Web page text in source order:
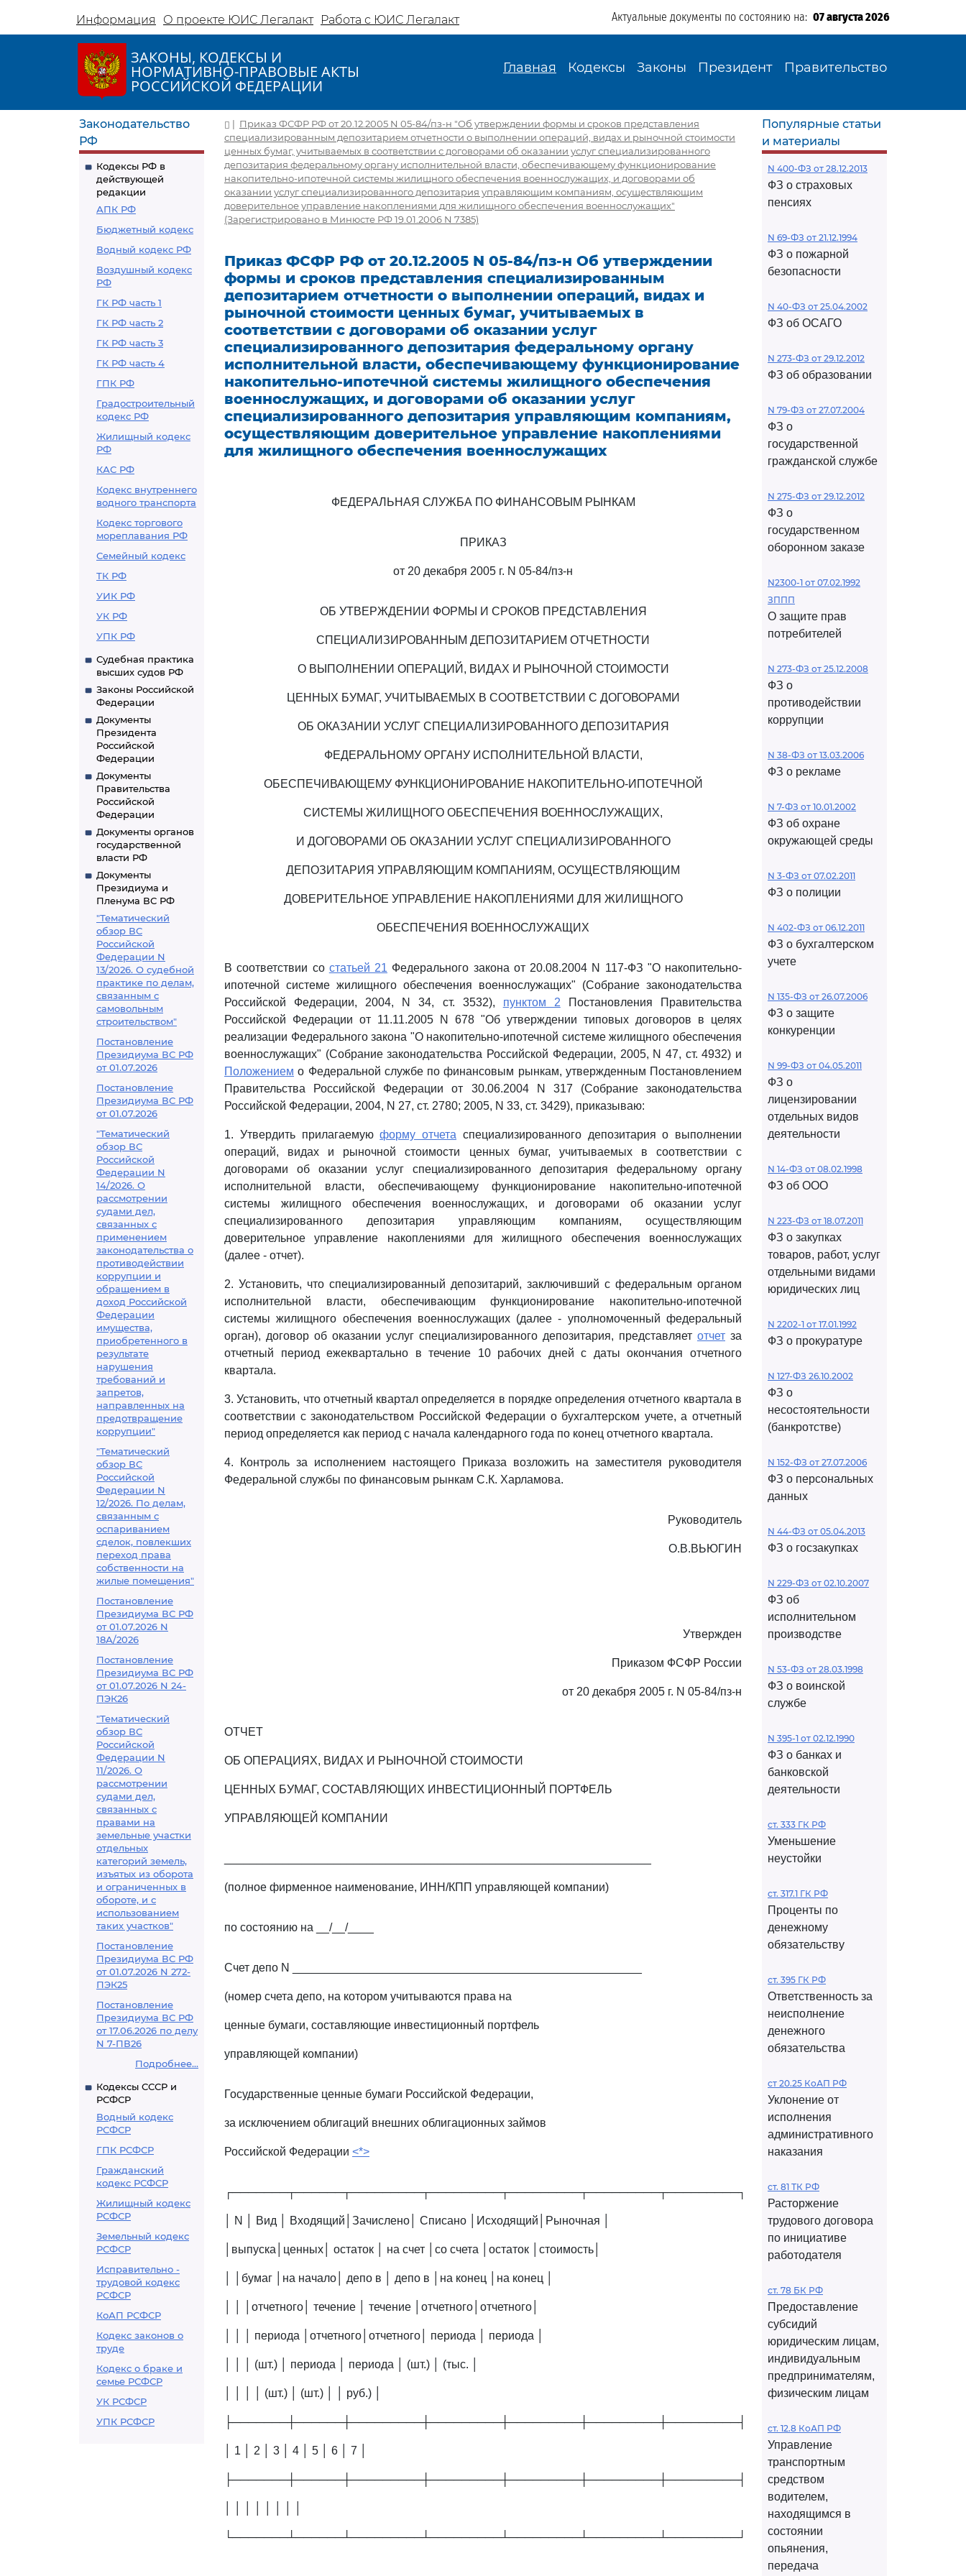
Информация О проекте ЮИС Легалакт Работа с ЮИС Легалакт Актуальные документы по состоянию на: 07 августа 2026
ЗАКОНЫ, КОДЕКСЫ И
НОРМАТИВНО-ПРАВОВЫЕ АКТЫ
РОССИЙСКОЙ ФЕДЕРАЦИИ
Главная Кодексы Законы Президент Правительство
Законодательство
РФ
Кодексы РФ в
действующей
редакции
АПК РФ
Бюджетный кодекс
Водный кодекс РФ
Воздушный кодекс
РФ
ГК РФ часть 1
ГК РФ часть 2
ГК РФ часть 3
ГК РФ часть 4
ГПК РФ
Градостроительный
кодекс РФ
Жилищный кодекс
РФ
КАС РФ
Кодекс внутреннего
водного транспорта
Кодекс торгового
мореплавания РФ
Семейный кодекс
ТК РФ
УИК РФ
УК РФ
УПК РФ
Судебная практика
высших судов РФ
Законы Российской
Федерации
Документы
Президента
Российской
Федерации
Документы
Правительства
Российской
Федерации
Документы органов
государственной
власти РФ
Документы
Президиума и
Пленума ВС РФ
"Тематический
обзор ВС
Российской
Федерации N
13/2026. О судебной
практике по делам,
связанным с
самовольным
строительством"
Постановление
Президиума ВС РФ
от 01.07.2026
Постановление
Президиума ВС РФ
от 01.07.2026
"Тематический
обзор ВС
Российской
Федерации N
14/2026. О
рассмотрении
судами дел,
связанных с
применением
законодательства о
противодействии
коррупции и
обращением в
доход Российской
Федерации
имущества,
приобретенного в
результате
нарушения
требований и
запретов,
направленных на
предотвращение
коррупции"
"Тематический
обзор ВС
Российской
Федерации N
12/2026. По делам,
связанным с
оспариванием
сделок, повлекших
переход права
собственности на
жилые помещения"
Постановление
Президиума ВС РФ
от 01.07.2026 N
18А/2026
Постановление
Президиума ВС РФ
от 01.07.2026 N 24-
ПЭК26
"Тематический
обзор ВС
Российской
Федерации N
11/2026. О
рассмотрении
судами дел,
связанных с
правами на
земельные участки
отдельных
категорий земель,
изъятых из оборота
и ограниченных в
обороте, и с
использованием
таких участков"
Постановление
Президиума ВС РФ
от 01.07.2026 N 272-
ПЭК25
Постановление
Президиума ВС РФ
от 17.06.2026 по делу
N 7-ПВ26
Подробнее...
Кодексы СССР и
РСФСР
Водный кодекс
РСФСР
ГПК РСФСР
Гражданский
кодекс РСФСР
Жилищный кодекс
РСФСР
Земельный кодекс
РСФСР
Исправительно -
трудовой кодекс
РСФСР
КоАП РСФСР
Кодекс законов о
труде
Кодекс о браке и
семье РСФСР
УК РСФСР
УПК РСФСР
| Приказ ФСФР РФ от 20.12.2005 N 05-84/пз-н "Об утверждении формы и сроков представления
специализированным депозитарием отчетности о выполнении операций, видах и рыночной стоимости
ценных бумаг, учитываемых в соответствии с договорами об оказании услуг специализированного
депозитария федеральному органу исполнительной власти, обеспечивающему функционирование
накопительно-ипотечной системы жилищного обеспечения военнослужащих, и договорами об
оказании услуг специализированного депозитария управляющим компаниям, осуществляющим
доверительное управление накоплениями для жилищного обеспечения военнослужащих"
(Зарегистрировано в Минюсте РФ 19.01.2006 N 7385)
Приказ ФСФР РФ от 20.12.2005 N 05-84/пз-н Об утверждении
формы и сроков представления специализированным
депозитарием отчетности о выполнении операций, видах и
рыночной стоимости ценных бумаг, учитываемых в
соответствии с договорами об оказании услуг
специализированного депозитария федеральному органу
исполнительной власти, обеспечивающему функционирование
накопительно-ипотечной системы жилищного обеспечения
военнослужащих, и договорами об оказании услуг
специализированного депозитария управляющим компаниям,
осуществляющим доверительное управление накоплениями
для жилищного обеспечения военнослужащих
ФЕДЕРАЛЬНАЯ СЛУЖБА ПО ФИНАНСОВЫМ РЫНКАМ
ПРИКАЗ
от 20 декабря 2005 г. N 05-84/пз-н
ОБ УТВЕРЖДЕНИИ ФОРМЫ И СРОКОВ ПРЕДСТАВЛЕНИЯ
СПЕЦИАЛИЗИРОВАННЫМ ДЕПОЗИТАРИЕМ ОТЧЕТНОСТИ
О ВЫПОЛНЕНИИ ОПЕРАЦИЙ, ВИДАХ И РЫНОЧНОЙ СТОИМОСТИ
ЦЕННЫХ БУМАГ, УЧИТЫВАЕМЫХ В СООТВЕТСТВИИ С ДОГОВОРАМИ
ОБ ОКАЗАНИИ УСЛУГ СПЕЦИАЛИЗИРОВАННОГО ДЕПОЗИТАРИЯ
ФЕДЕРАЛЬНОМУ ОРГАНУ ИСПОЛНИТЕЛЬНОЙ ВЛАСТИ,
ОБЕСПЕЧИВАЮЩЕМУ ФУНКЦИОНИРОВАНИЕ НАКОПИТЕЛЬНО-ИПОТЕЧНОЙ
СИСТЕМЫ ЖИЛИЩНОГО ОБЕСПЕЧЕНИЯ ВОЕННОСЛУЖАЩИХ,
И ДОГОВОРАМИ ОБ ОКАЗАНИИ УСЛУГ СПЕЦИАЛИЗИРОВАННОГО
ДЕПОЗИТАРИЯ УПРАВЛЯЮЩИМ КОМПАНИЯМ, ОСУЩЕСТВЛЯЮЩИМ
ДОВЕРИТЕЛЬНОЕ УПРАВЛЕНИЕ НАКОПЛЕНИЯМИ ДЛЯ ЖИЛИЩНОГО
ОБЕСПЕЧЕНИЯ ВОЕННОСЛУЖАЩИХ
В соответствии со статьей 21 Федерального закона от 20.08.2004 N 117-ФЗ "О накопительно-
ипотечной системе жилищного обеспечения военнослужащих" (Собрание законодательства
Российской Федерации, 2004, N 34, ст. 3532), пунктом 2 Постановления Правительства
Российской Федерации от 11.11.2005 N 678 "Об утверждении типовых договоров в целях
реализации Федерального закона "О накопительно-ипотечной системе жилищного обеспечения
военнослужащих" (Собрание законодательства Российской Федерации, 2005, N 47, ст. 4932) и
Положением о Федеральной службе по финансовым рынкам, утвержденным Постановлением
Правительства Российской Федерации от 30.06.2004 N 317 (Собрание законодательства
Российской Федерации, 2004, N 27, ст. 2780; 2005, N 33, ст. 3429), приказываю:
1. Утвердить прилагаемуюформу отчета специализированного депозитария о выполнении
операций, видах и рыночной стоимости ценных бумаг, учитываемых в соответствии с
договорами об оказании услуг специализированного депозитария федеральному органу
исполнительной власти, обеспечивающему функционирование накопительно-ипотечной
системы жилищного обеспечения военнослужащих, и договорами об оказании услуг
специализированного депозитария управляющим компаниям, осуществляющим
доверительное управление накоплениями для жилищного обеспечения военнослужащих
(далее - отчет).
2. Установить, что специализированный депозитарий, заключивший с федеральным органом
исполнительной власти, обеспечивающим функционирование накопительно-ипотечной
системы жилищного обеспечения военнослужащих (далее - уполномоченный федеральный
орган), договор об оказании услуг специализированного депозитария, представляет отчет за
отчетный период ежеквартально в течение 10 рабочих дней с даты окончания отчетного
квартала.
3. Установить, что отчетный квартал определяется в порядке определения отчетного квартала в
соответствии с законодательством Российской Федерации о бухгалтерском учете, а отчетный
период определяется как период с начала календарного года по конец отчетного квартала.
4. Контроль за исполнением настоящего Приказа возложить на заместителя руководителя
Федеральной службы по финансовым рынкам С.К. Харламова.
Руководитель
О.В.ВЬЮГИН
Утвержден
Приказом ФСФР России
от 20 декабря 2005 г. N 05-84/пз-н
ОТЧЕТ
ОБ ОПЕРАЦИЯХ, ВИДАХ И РЫНОЧНОЙ СТОИМОСТИ
ЦЕННЫХ БУМАГ, СОСТАВЛЯЮЩИХ ИНВЕСТИЦИОННЫЙ ПОРТФЕЛЬ
УПРАВЛЯЮЩЕЙ КОМПАНИИ
(полное фирменное наименование, ИНН/КПП управляющей компании)
по состоянию на __/__/____
Счет депо N ______________________________________________________
(номер счета депо, на котором учитываются права на
ценные бумаги, составляющие инвестиционный портфель
управляющей компании)
Государственные ценные бумаги Российской Федерации,
за исключением облигаций внешних облигационных займов
Российской Федерации <*>
┌───────┬──────┬─────────┬─────────┬─────────┬─────────┬─────────┐
│ N │ Вид │ Входящий│Зачислено│ Списано │Исходящий│Рыночная │
│выпуска│ценных│ остаток │ на счет │со счета │остаток │стоимость│
│ │бумаг │на начало│ депо в │ депо в │на конец │на конец │
│ │ │отчетного│ течение │ течение │отчетного│отчетного│
│ │ │ периода │отчетного│отчетного│ периода │ периода │
│ │ │ (шт.) │ периода │ периода │ (шт.) │ (тыс. │
│ │ │ │ (шт.) │ (шт.) │ │ руб.) │
├───────┼──────┼─────────┼─────────┼─────────┼─────────┼─────────┤
│ 1 │ 2 │ 3 │ 4 │ 5 │ 6 │ 7 │
├───────┼──────┼─────────┼─────────┼─────────┼─────────┼─────────┤
└───────┴──────┴─────────┴─────────┴─────────┴─────────┴─────────┘
Популярные статьи
и материалы
N 400-ФЗ от 28.12.2013
ФЗ о страховых
пенсиях
N 69-ФЗ от 21.12.1994
ФЗ о пожарной
безопасности
N 40-ФЗ от 25.04.2002
ФЗ об ОСАГО
N 273-ФЗ от 29.12.2012
ФЗ об образовании
N 79-ФЗ от 27.07.2004
ФЗ о
государственной
гражданской службе
N 275-ФЗ от 29.12.2012
ФЗ о
государственном
оборонном заказе
N2300-1 от 07.02.1992
ЗППП
О защите прав
потребителей
N 273-ФЗ от 25.12.2008
ФЗ о
противодействии
коррупции
N 38-ФЗ от 13.03.2006
ФЗ о рекламе
N 7-ФЗ от 10.01.2002
ФЗ об охране
окружающей среды
N 3-ФЗ от 07.02.2011
ФЗ о полиции
N 402-ФЗ от 06.12.2011
ФЗ о бухгалтерском
учете
N 135-ФЗ от 26.07.2006
ФЗ о защите
конкуренции
N 99-ФЗ от 04.05.2011
ФЗ о
лицензировании
отдельных видов
деятельности
N 14-ФЗ от 08.02.1998
ФЗ об ООО
N 223-ФЗ от 18.07.2011
ФЗ о закупках
товаров, работ, услуг
отдельными видами
юридических лиц
N 2202-1 от 17.01.1992
ФЗ о прокуратуре
N 127-ФЗ 26.10.2002
ФЗ о
несостоятельности
(банкротстве)
N 152-ФЗ от 27.07.2006
ФЗ о персональных
данных
N 44-ФЗ от 05.04.2013
ФЗ о госзакупках
N 229-ФЗ от 02.10.2007
ФЗ об
исполнительном
производстве
N 53-ФЗ от 28.03.1998
ФЗ о воинской
службе
N 395-1 от 02.12.1990
ФЗ о банках и
банковской
деятельности
ст. 333 ГК РФ
Уменьшение
неустойки
ст. 317.1 ГК РФ
Проценты по
денежному
обязательству
ст. 395 ГК РФ
Ответственность за
неисполнение
денежного
обязательства
ст 20.25 КоАП РФ
Уклонение от
исполнения
административного
наказания
ст. 81 ТК РФ
Расторжение
трудового договора
по инициативе
работодателя
ст. 78 БК РФ
Предоставление
субсидий
юридическим лицам,
индивидуальным
предпринимателям,
физическим лицам
ст. 12.8 КоАП РФ
Управление
транспортным
средством
водителем,
находящимся в
состоянии
опьянения,
передача